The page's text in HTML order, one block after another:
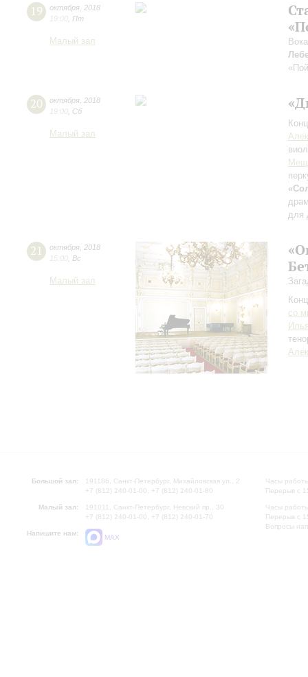
19 октября 2018
19:00 Пт
Малый зал
20 октября 2018
19:00 Сб
Малый зал
для
21 октября 2018
15:00 Вс
Малый зал
со
Большой зал:
191186, Санкт-Петербург, Михайловская ул., 2
+7 (812) 240-01-00, +7 (812) 240-01-80
Малый зал:
191011, Санкт-Петербург, Невский пр., 30
+7 (812) 240-01-00, +7 (812) 240-01-70
Напишите нам:
MAX
Часы
Перерыв с
Часы
Перерыв с
Вопросы